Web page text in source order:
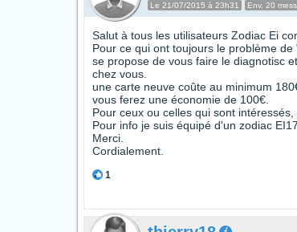
Le 21/07/2015 à 23h31 Env. 20
Salut à tous les utilisateurs Zodiac Ei
Pour ce qui ont toujours le problème
se propose de vous faire le diagnotisc
chez vous.
une carte neuve coûte au minimum
vous ferez une économie de 100€.
Pour ceux ou celles qui sont
Pour info je suis équipé d'un zodiac
Merci.
Cordialement.
1